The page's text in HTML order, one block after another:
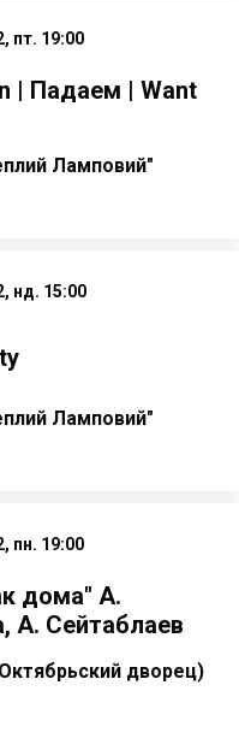
пт. 19:00
| Падаем | Want
Ламповий"
нд. 15:00
Ламповий"
пн. 19:00
дома" А.
А. Сейтаблаев
дворец)